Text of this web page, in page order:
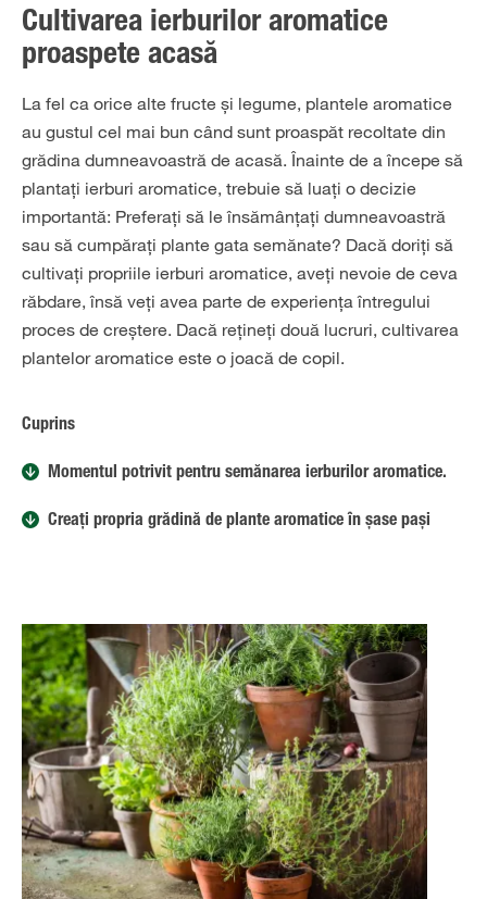
Cultivarea ierburilor aromatice
proaspete acasă
La fel ca orice alte fructe și legume, plantele aromatice
au gustul cel mai bun când sunt proaspăt recoltate din
grădina dumneavoastră de acasă. Înainte de a începe să
plantați ierburi aromatice, trebuie să luați o decizie
importantă: Preferați să le însămânțați dumneavoastră
sau să cumpărați plante gata semănate? Dacă doriți să
cultivați propriile ierburi aromatice, aveți nevoie de ceva
răbdare, însă veți avea parte de experiența întregului
proces de creștere. Dacă rețineți două lucruri, cultivarea
plantelor aromatice este o joacă de copil.
Cuprins
Momentul potrivit pentru semănarea ierburilor aromatice.
Creați propria grădină de plante aromatice în șase pași